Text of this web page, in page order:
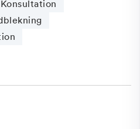
Konsultation